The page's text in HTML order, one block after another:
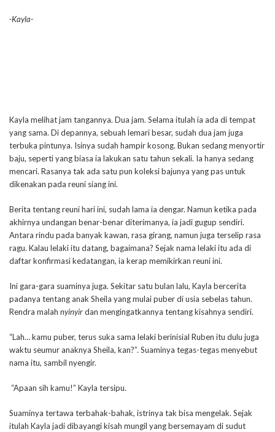
-Kayla-
Kayla melihat jam tangannya. Dua jam. Selama itulah ia ada di tempat
yang sama. Di depannya, sebuah lemari besar, sudah dua jam juga
terbuka pintunya. Isinya sudah hampir kosong. Bukan sedang menyortir
baju, seperti yang biasa ia lakukan satu tahun sekali. Ia hanya sedang
mencari. Rasanya tak ada satu pun koleksi bajunya yang pas untuk
dikenakan pada reuni siang ini.
Berita tentang reuni hari ini, sudah lama ia dengar. Namun ketika pada
akhirnya undangan benar-benar diterimanya, ia jadi gugup sendiri.
Antara rindu pada banyak kawan, rasa girang, namun juga terselip rasa
ragu. Kalau lelaki itu datang, bagaimana? Sejak nama lelaki itu ada di
daftar konfirmasi kedatangan, ia kerap memikirkan reuni ini.
Ini gara-gara suaminya juga. Sekitar satu bulan lalu, Kayla bercerita
padanya tentang anak Sheila yang mulai puber di usia sebelas tahun.
Rendra malah nyinyirdan mengingatkannya tentang kisahnya sendiri.
“Lah… kamu puber, terus suka sama lelaki berinisial Ruben itu dulu juga
waktu seumur anaknya Sheila, kan?”. Suaminya tegas-tegas menyebut
nama itu, sambil nyengir.
“Apaan sih kamu!” Kayla tersipu.
Suaminya tertawa terbahak-bahak, istrinya tak bisa mengelak. Sejak
itulah Kayla jadi dibayangi kisah mungil yang bersemayam di sudut